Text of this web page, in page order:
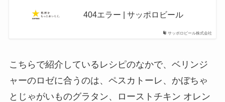
サッポロビール株式会社
404エラー | サッポロビール
こちらで紹介しているレシピのなかで、ベリンジ
ャーのロゼに合うのは、ペスカトーレ、かぼちゃ
とじゃがいものグラタン、ローストチキン オレン